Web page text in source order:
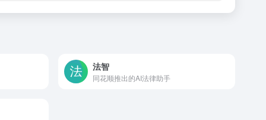
法智
同花顺推出的AI法律助手